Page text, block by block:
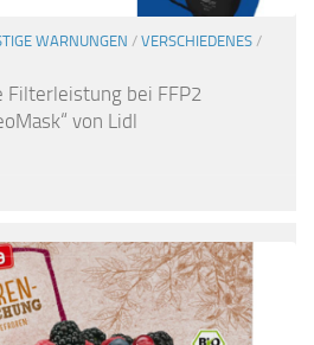
WARNUNGEN / VERSCHIEDENES /
Filterleistung bei FFP2
von Lidl